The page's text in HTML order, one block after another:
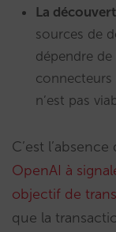
La
sources de
dépendre
connecteurs
n’est pas
C’est
OpenAI à
objectif de
que la